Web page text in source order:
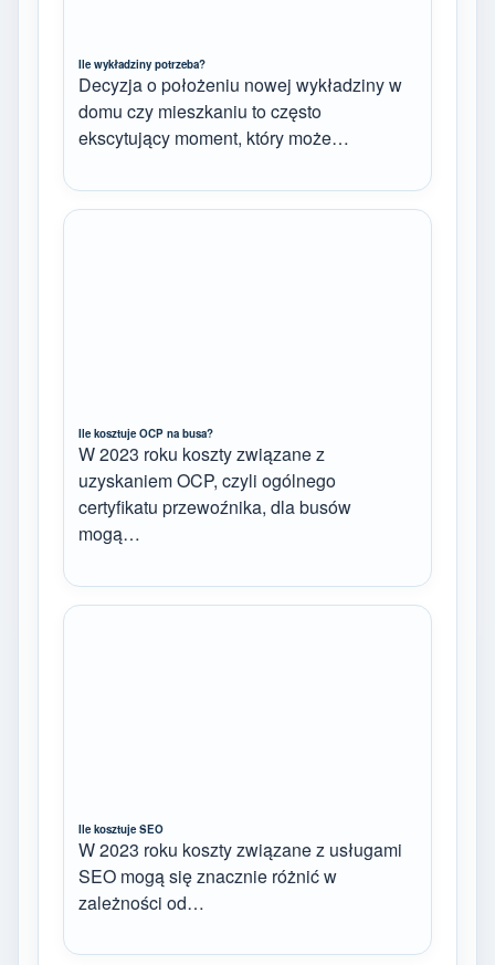
Ile wykładziny potrzeba?
Decyzja o położeniu nowej wykładziny w
domu czy mieszkaniu to często
ekscytujący moment, który może…
Ile kosztuje OCP na busa?
W 2023 roku koszty związane z
uzyskaniem OCP, czyli ogólnego
certyfikatu przewoźnika, dla busów
mogą…
Ile kosztuje SEO
W 2023 roku koszty związane z usługami
SEO mogą się znacznie różnić w
zależności od…